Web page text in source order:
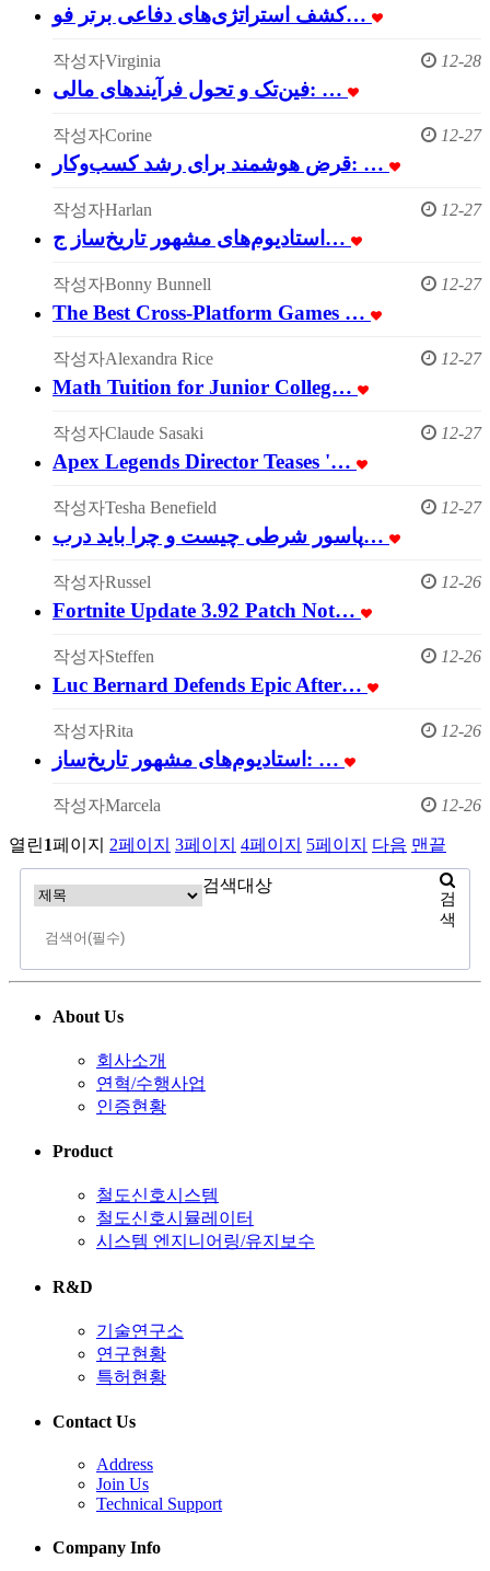
کشف استراتژی‌های دفاعی برتر فو…
작성자Virginia 12-28
فین‌تک و تحول فرآیندهای مالی: …
작성자Corine 12-27
قرض هوشمند برای رشد کسب‌وکار: …
작성자Harlan 12-27
استادیوم‌های مشهور تاریخ‌ساز ج…
작성자Bonny Bunnell 12-27
The Best Cross-Platform Games …
작성자Alexandra Rice 12-27
Math Tuition for Junior Colleg…
작성자Claude Sasaki 12-27
Apex Legends Director Teases '…
작성자Tesha Benefield 12-27
پاسور شرطی چیست و چرا باید درب…
작성자Russel 12-26
Fortnite Update 3.92 Patch Not…
작성자Steffen 12-26
Luc Bernard Defends Epic After…
작성자Rita 12-26
استادیوم‌های مشهور تاریخ‌ساز: …
작성자Marcela 12-26
열린1페이지 2페이지 3페이지 4페이지 5페이지 다음 맨끝
검색대상
검
색
About Us
회사소개
연혁/수행사업
인증현황
Product
철도신호시스템
철도신호시뮬레이터
시스템 엔지니어링/유지보수
R&D
기술연구소
연구현황
특허현황
Contact Us
Address
Join Us
Technical Support
Company Info